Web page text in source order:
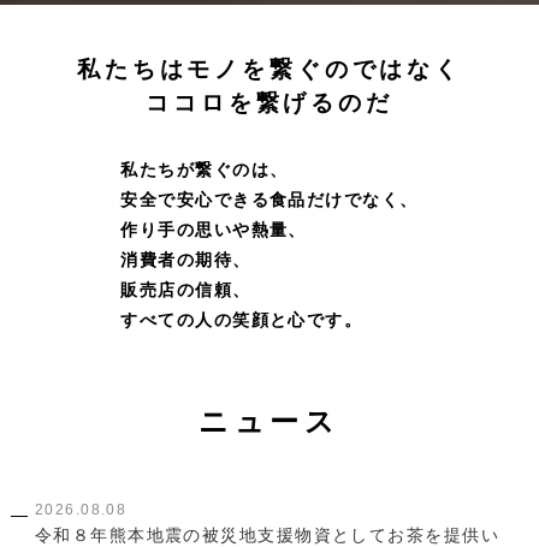
私たちはモノを繋ぐのではなく
ココロを繋げるのだ
私たちが繋ぐのは、
安全で安心できる食品だけでなく、
作り手の思いや熱量、
消費者の期待、
販売店の信頼、
すべての人の笑顔と心です。
ニュース
2026.08.08
令和８年熊本地震の被災地支援物資としてお茶を提供い